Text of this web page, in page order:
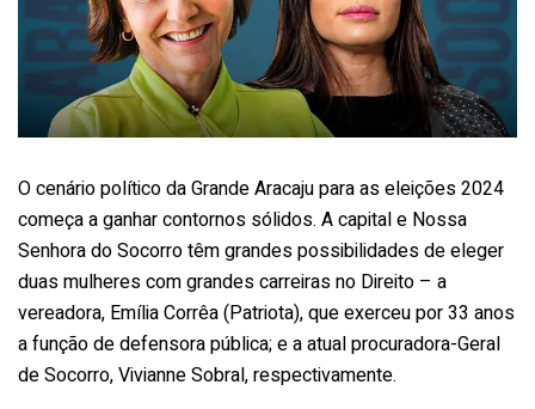
O cenário político da Grande Aracaju para as eleições 2024
começa a ganhar contornos sólidos. A capital e Nossa
Senhora do Socorro têm grandes possibilidades de eleger
duas mulheres com grandes carreiras no Direito – a
vereadora, Emília Corrêa (Patriota), que exerceu por 33 anos
a função de defensora pública; e a atual procuradora-Geral
de Socorro, Vivianne Sobral, respectivamente.